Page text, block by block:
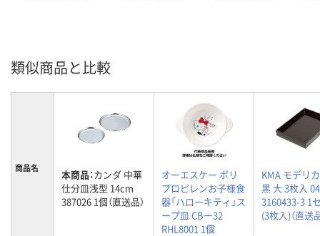
類似商品と比較
商品名 本商品：カンダ 中華
仕分皿浅型 14cm
387026 1個（直送品）
オーエスケー ポリ
プロピレンお子様食
器「ハローキティ」ス
ープ皿 CBー32
RHL8001 1個
KMA モデリ
黒 大 3枚入
3160433-3 1
(3枚入)（直送